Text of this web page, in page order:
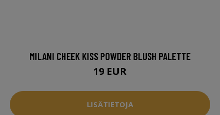
MILANI CHEEK KISS POWDER BLUSH PALETTE
19 EUR
LISÄTIETOJA